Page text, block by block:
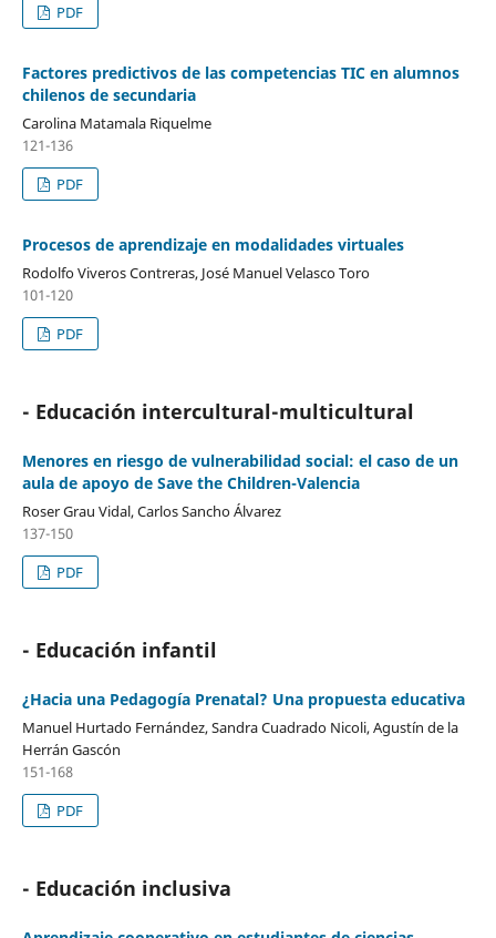
PDF
Factores predictivos de las competencias TIC en alumnos
chilenos de secundaria
Carolina Matamala Riquelme
121-136
PDF
Procesos de aprendizaje en modalidades virtuales
Rodolfo Viveros Contreras, José Manuel Velasco Toro
101-120
PDF
- Educación intercultural-multicultural
Menores en riesgo de vulnerabilidad social: el caso de un
aula de apoyo de Save the Children-Valencia
Roser Grau Vidal, Carlos Sancho Álvarez
137-150
PDF
- Educación infantil
¿Hacia una Pedagogía Prenatal? Una propuesta educativa
Manuel Hurtado Fernández, Sandra Cuadrado Nicoli, Agustín de la
Herrán Gascón
151-168
PDF
- Educación inclusiva